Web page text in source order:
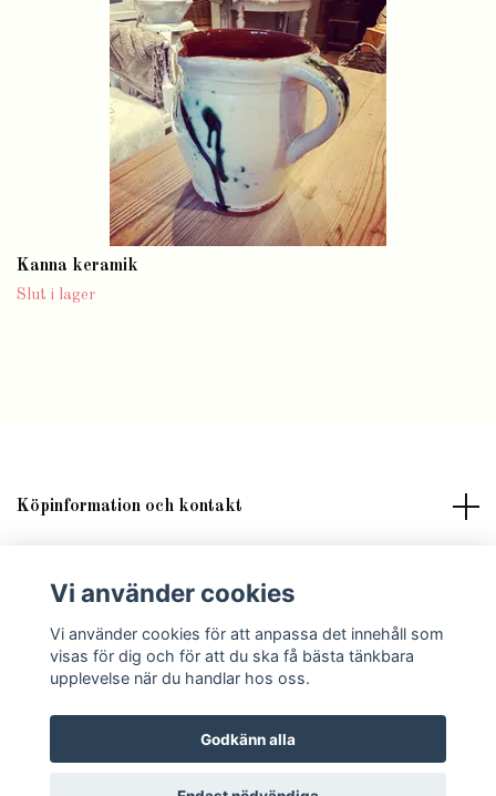
Kanna keramik
Slut i lager
Köpinformation och kontakt
Sociala medier
© 2026 Lilla Fröken Fröjd
Vi använder cookies
Vi använder cookies för att anpassa det innehåll som
visas för dig och för att du ska få bästa tänkbara
upplevelse när du handlar hos oss.
Godkänn alla